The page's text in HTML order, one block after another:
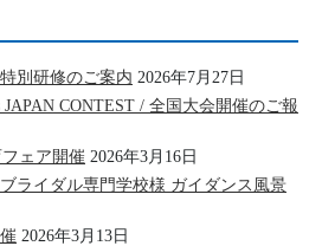
別研修のご案内 2026年7月27日
CONTEST / 全国大会開催のご報
ェア開催 2026年3月16日
ライダル専門学校様 ガイダンス風景
2026年3月13日